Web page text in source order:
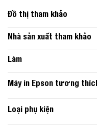
Đồ thị tham khảo
Nhà sản xuất tham khảo
Làm
Máy in Epson tương
Loại phụ kiện